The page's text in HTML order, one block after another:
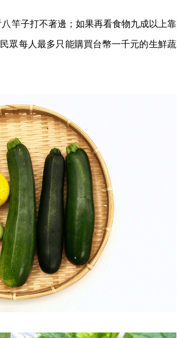
竿子打不著邊；如果再看食物九成以上靠
眾每人最多只能購買台幣一千元的生鮮蔬